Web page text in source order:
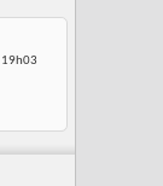
19h03